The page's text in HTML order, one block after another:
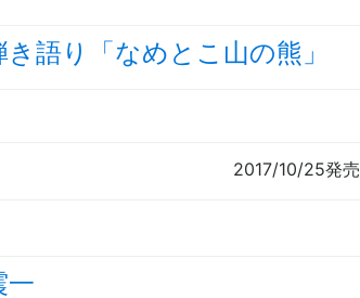
語り「なめとこ山の熊」
2017/10/25発売
一